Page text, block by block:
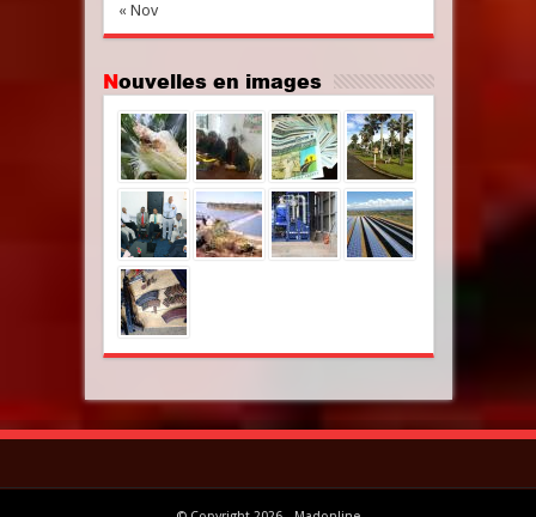
« Nov
Nouvelles en images